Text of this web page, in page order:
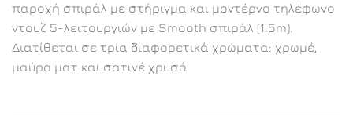
παροχή σπιράλ με στήριγμα και μοντέρνο τηλέφωνο
ντουζ 5-λειτουργιών με Smooth σπιράλ (1.5m).
Διατίθεται σε τρία διαφορετικά χρώματα: χρωμέ,
μαύρο ματ και σατινέ χρυσό.